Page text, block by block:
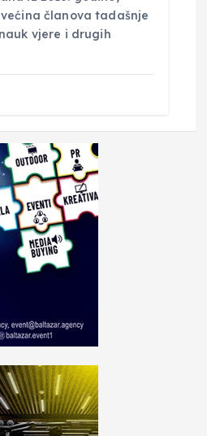
članova tadašnje
vjere i drugih